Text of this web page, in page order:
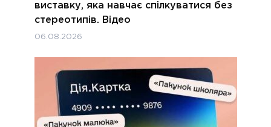
виставку, яка навчає спілкуватися без
стереотипів. Відео
06.08.2026